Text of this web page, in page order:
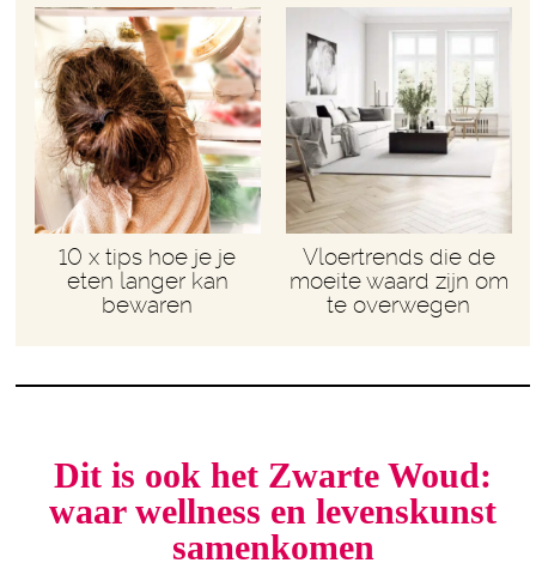
10 x tips hoe je je
eten langer kan
bewaren
Vloertrends die de
moeite waard zijn om
te overwegen
Dit is ook het Zwarte Woud:
waar wellness en levenskunst
samenkomen